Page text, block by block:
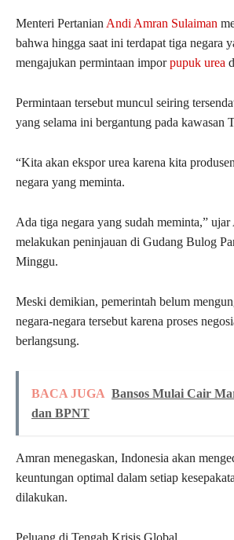
Menteri Pertanian Andi Amran Sulaiman
bahwa hingga saat ini terdapat tiga negara
mengajukan permintaan imporpupuk urea
Permintaan tersebut muncul seiring
yang selama ini bergantung pada kawasan
“Kita akan ekspor urea karena kita
negara yang meminta.
Ada tiga negara yang sudah meminta,” ujar
melakukan peninjauan di Gudang Bulog
Minggu.
Meski demikian, pemerintah belum
negara-negara tersebut karena proses
berlangsung.
BACA JUGA Bansos Mulai Cair
dan BPNT
Amran menegaskan, Indonesia akan
keuntungan optimal dalam setiap
dilakukan.
Peluang di Tengah Krisis Global